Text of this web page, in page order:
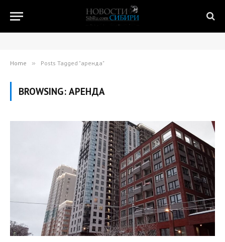
Home » Posts Tagged "аренда"
BROWSING: АРЕНДА